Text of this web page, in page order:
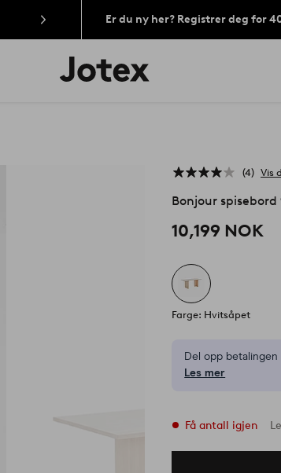
Er du ny her? Registrer deg for
Jotex’
logo
4 Vis
Bonjour
10,199 NOK
Farge: Hvitsåpet
Del opp betalingen
Les mer
Få antall igjen